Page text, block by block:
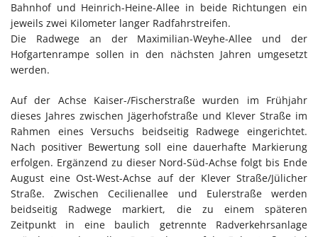
Bahnhof und Heinrich-Heine-Allee in beide Richtungen ein
jeweils zwei Kilometer langer Radfahrstreifen.
Die Radwege an der Maximilian-Weyhe-Allee und der
Hofgartenrampe sollen in den nächsten Jahren umgesetzt
werden.
Auf der Achse Kaiser-/Fischerstraße wurden im Frühjahr
dieses Jahres zwischen Jägerhofstraße und Klever Straße im
Rahmen eines Versuchs beidseitig Radwege eingerichtet.
Nach positiver Bewertung soll eine dauerhafte Markierung
erfolgen. Ergänzend zu dieser Nord-Süd-Achse folgt bis Ende
August eine Ost-West-Achse auf der Klever Straße/Jülicher
Straße. Zwischen Cecilienallee und Eulerstraße werden
beidseitig Radwege markiert, die zu einem späteren
Zeitpunkt in eine baulich getrennte Radverkehrsanlage